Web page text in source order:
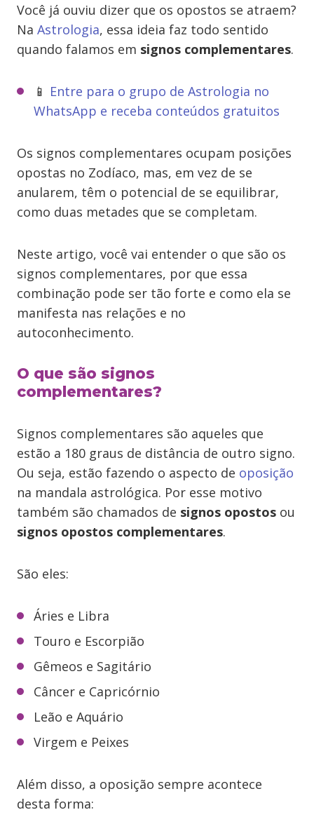
Você já ouviu dizer que os opostos se atraem?
Na Astrologia, essa ideia faz todo sentido
quando falamos em signos complementares.
📱 Entre para o grupo de Astrologia no
WhatsApp e receba conteúdos gratuitos
Os signos complementares ocupam posições
opostas no Zodíaco, mas, em vez de se
anularem, têm o potencial de se equilibrar,
como duas metades que se completam.
Neste artigo, você vai entender o que são os
signos complementares, por que essa
combinação pode ser tão forte e como ela se
manifesta nas relações e no
autoconhecimento.
O que são signos
complementares?
Signos complementares são aqueles que
estão a 180 graus de distância de outro signo.
Ou seja, estão fazendo o aspecto de oposição
na mandala astrológica. Por esse motivo
também são chamados de signos opostos ou
signos opostos complementares.
São eles:
Áries e Libra
Touro e Escorpião
Gêmeos e Sagitário
Câncer e Capricórnio
Leão e Aquário
Virgem e Peixes
Além disso, a oposição sempre acontece
desta forma: